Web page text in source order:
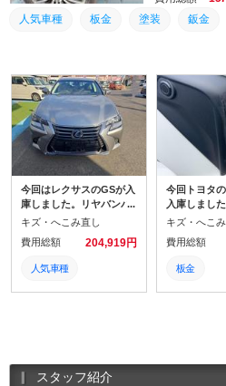
人気車種
板金 塗装 鈑金
今回はレクサスのGSが入
庫しました。リヤバンパ
ーにキズがあります。
キズ・へこみ直し
費用総額
204,919円
人気車種
鈑金
今回トヨタ
入庫しまし
ズがあります
た。
キズ・へこ
費用総額
板金
鈑金
スタッフ紹介